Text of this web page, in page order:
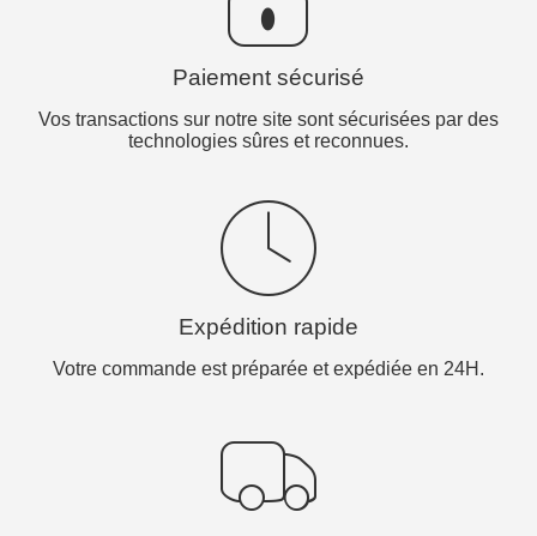
Paiement sécurisé
Vos transactions sur notre site sont sécurisées par des
technologies sûres et reconnues.
Expédition rapide
Votre commande est préparée et expédiée en 24H.